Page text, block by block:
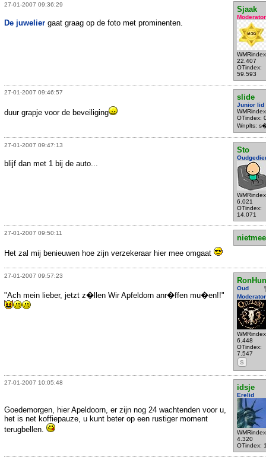
27-01-2007 09:36:29
Sjaak
Moderator
22.407
OTindex:
59.593
De juwelier gaat graag op de foto met prominenten.
27-01-2007 09:46:57
slide
Junior lid
OTindex:
Wnplts:
duur grapje voor de beveiliging
27-01-2007 09:47:13
Sto
6.021
OTindex:
14.071
blijf dan met 1 bij de auto...
27-01-2007 09:50:11
Het zal mij benieuwen hoe zijn verzekeraar hier mee omgaat
27-01-2007 09:57:23
Oud
Moderator
6.448
OTindex:
7.547
S
"Ach mein lieber, jetzt z�llen Wir Apfeldorn anr�ffen mu�en!!"
27-01-2007 10:05:48
idsje
Erelid
4.320
OTindex:
Goedemorgen, hier Apeldoorn, er zijn nog 24 wachtenden voor u,
het is net koffiepauze, u kunt beter op een rustiger moment
terugbellen.